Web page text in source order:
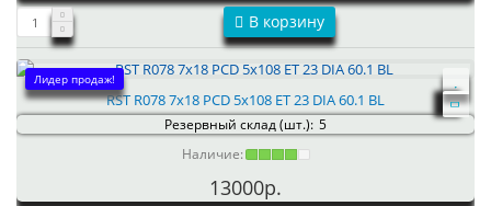
В корзину
Лидер продаж!
RST R078 7x18 PCD 5x108 ET 23 DIA 60.1 BL
Резервный склад (шт.): 5
Наличие:
13000р.